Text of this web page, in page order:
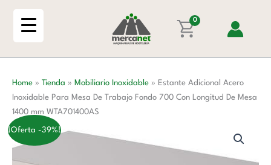
0
Home » Tienda » Mobiliario Inoxidable » Estante Adicional Acero
Inoxidable Para Mesa De Trabajo Fondo 700 Con Longitud De Mesa
1400 mm WTA701400AS
¡Oferta -39%!
Para
Mesa
De
Fondo
700
Con
Longitud
De